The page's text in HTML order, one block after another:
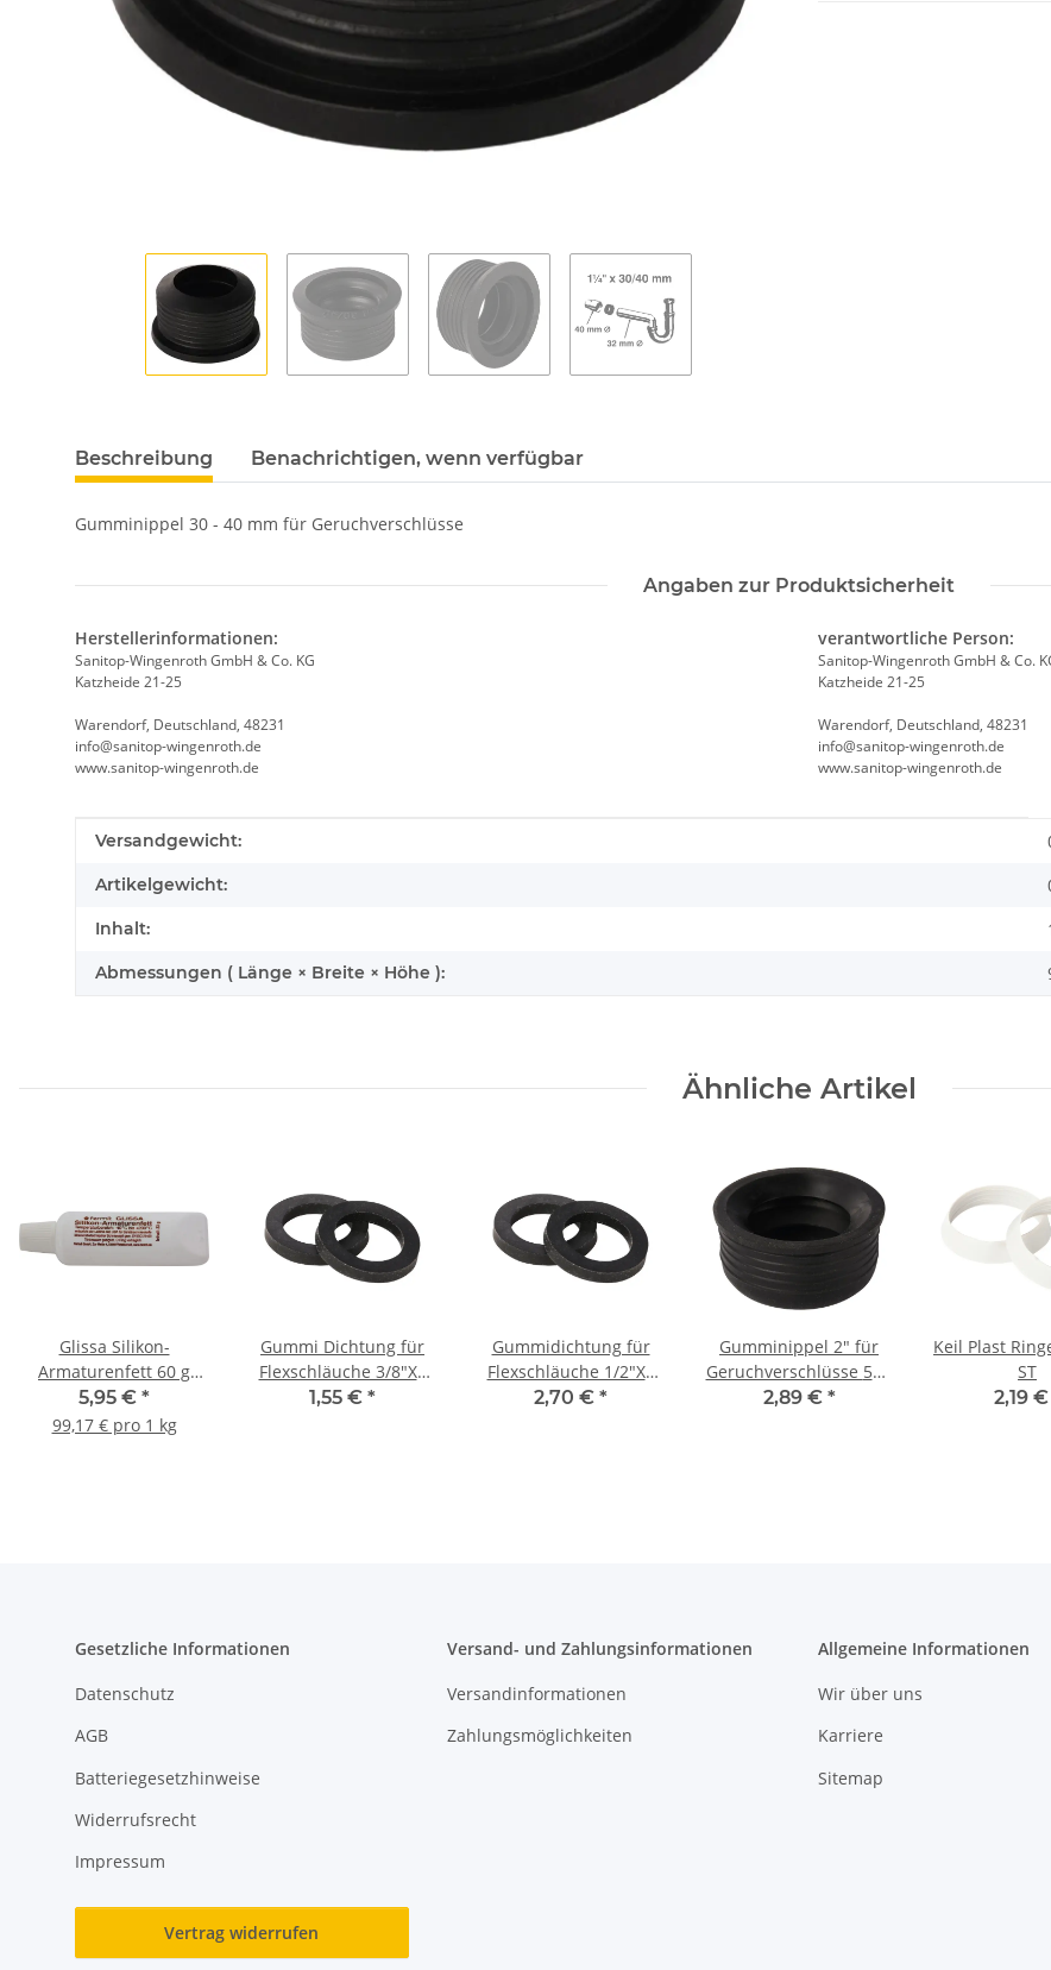
Beschreibung Benachrichtigen, wenn verfügbar
Gumminippel 30 - 40 mm für Geruchverschlüsse
Angaben zur Produktsicherheit
Herstellerinformationen:
Sanitop-Wingenroth GmbH & Co. KG
Katzheide 21-25
Warendorf, Deutschland, 48231
info@sanitop-wingenroth.de
www.sanitop-wingenroth.de
verantwortliche Person:
Sanitop-Wingenroth GmbH & Co.
Katzheide 21-25
Warendorf, Deutschland, 48231
info@sanitop-wingenroth.de
www.sanitop-wingenroth.de
Produkteigenschaft
Wert
Versandgewicht:
Artikelgewicht:
Inhalt:
Abmessungen ( Länge × Breite × Höhe ):
Ähnliche Artikel
Glissa Silikon-
Armaturenfett 60 g
Tube
5,95 € *
99,17 € pro 1 kg
Gummi Dichtung für
Flexschläuche 3/8"X2
2er
1,55 € *
Gummidichtung für
Flexschläuche 1/2"X2
2er
2,70 € *
Gumminippel 2" für
Geruchverschlüsse 50 -
68 mm
2,89 € *
Keil Plast
ST
2,19 €
Gesetzliche Informationen
Datenschutz
AGB
Batteriegesetzhinweise
Widerrufsrecht
Impressum
Vertrag widerrufen
Versand- und Zahlungsinformationen
Versandinformationen
Zahlungsmöglichkeiten
Allgemeine Informationen
Wir über uns
Karriere
Sitemap